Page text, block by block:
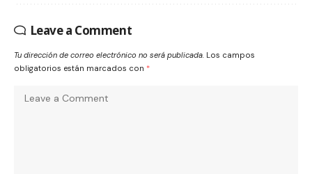
Leave a Comment
Tu dirección de correo electrónico no será publicada. Los campos
obligatorios están marcados con *